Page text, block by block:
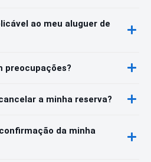
ao meu aluguer de
preocupações?
a minha reserva?
da minha